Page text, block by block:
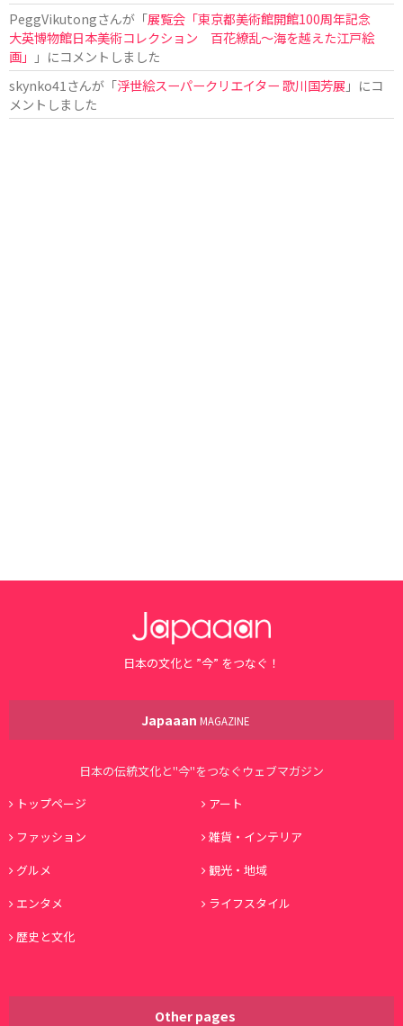
PeggVikutongさんが「展覧会「東京都美術館開館100周年記念
大英博物館日本美術コレクション 百花繚乱〜海を越えた江戸絵
画」
」にコメントしました
skynko41 さんが「浮世絵スーパークリエイター 歌川国芳展 」にコ
メントしました
日本の文化と ”今” をつなぐ！
Japaaan MAGAZINE
日本の伝統文化と"今"をつなぐウェブマガジン
トップページ
アート
ファッション
雑貨・インテリア
グルメ
観光・地域
エンタメ
ライフスタイル
歴史と文化
Other pages